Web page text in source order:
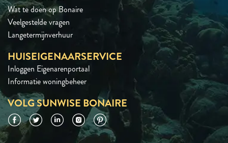
Wat te doen op Bonaire
Veelgestelde vragen
Langetermijnverhuur
HUISEIGENAARSERVICE
Inloggen Eigenarenportaal
Informatie woningbeheer
VOLG SUNWISE BONAIRE